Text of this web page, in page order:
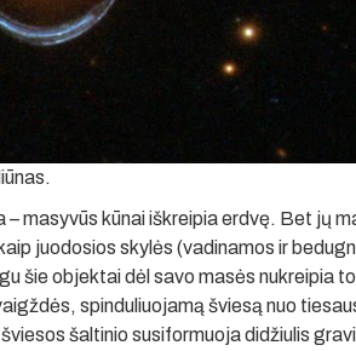
masyvūs kūnai iškreipia erdvę. Bet jų
juodosios skylės (vadinamos ir
šie objektai dėl savo masės nukreipia
spinduliuojamą šviesą nuo
šaltinio susiformuoja didžiulis